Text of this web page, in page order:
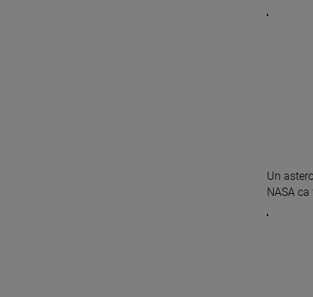
Un
NASA